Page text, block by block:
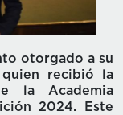
otorgado a su
recibió la
la Academia
2024. Este